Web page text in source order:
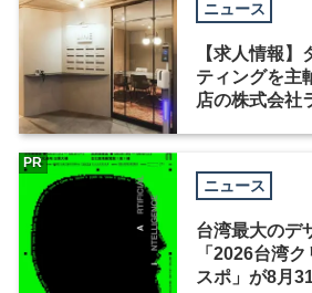
ニュース
【求人情報
ティングを主
店の株式会社
ニュース
台湾最大のデ
「2026台湾
スポ」が8月
PR